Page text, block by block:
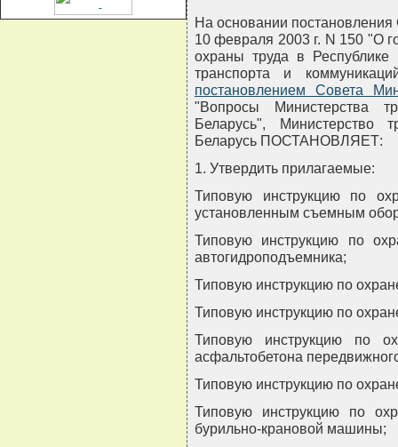
На основании
10 февраля 2003 г. N 150 "О
охраны труда в
транспорта и
постановлением Совета
"Вопросы Министерства
Беларусь", Министерство
Беларусь ПОСТАНОВЛЯЕТ:
1. Утвердить прилагаемые:
Типовую инструкцию по
установленным съемным
Типовую инструкцию по
автогидроподъемника;
Типовую инструкцию по
Типовую инструкцию по
Типовую инструкцию по
асфальтобетона
Типовую инструкцию по
Типовую инструкцию по
бурильно-крановой машины;